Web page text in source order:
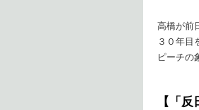
高橋が前
３０年目
ピーチの
【「